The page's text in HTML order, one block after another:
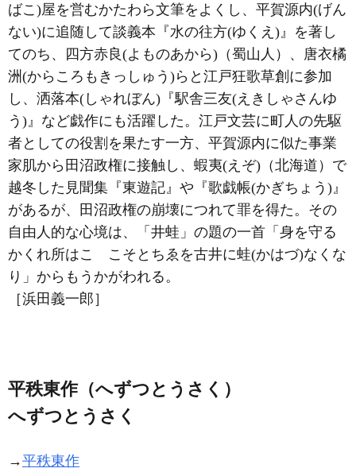
ばこ)屋を営むかたわら文筆をよくし、平賀源内(げん
ない)に追随して談義本『水の往方(ゆくえ)』を著し
てのち、四方赤良(よものあから)（蜀山人）、唐衣橘
洲(からころもきっしゅう)らと江戸狂歌草創に参加
し、洒落本(しゃれぼん)『駅舎三友(えきしゃさんゆ
う)』など戯作にも活躍した。江戸文芸に町人の先駆
者としての役割を果たす一方、平賀源内に似た事業
家肌から田沼政権に接触し、蝦夷(えぞ)（北海道）で
越冬した見聞集『東遊記』や『歌戯帳(かぎちょう)』
があるが、田沼政権の崩壊につれて罪を得た。その
自由人的な心境は、「井蛙」の題の一首「身を守る
かくれ所はこゝこそとちゑを古井に蛙(かはづ)なくな
り」からもうかがわれる。
［浜田義一郎］
平秩東作（へずつとうさく）
へずつとうさく
→平秩東作